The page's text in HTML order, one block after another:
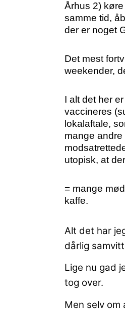
Århus 2)
samme tid,
der er noget
Det mest
weekender,
I alt det her
vaccineres
lokalaftale,
mange
utopisk, at
= mange
kaffe.
Alt det har
dårlig
Lige nu gad
tog over.
Men selv om